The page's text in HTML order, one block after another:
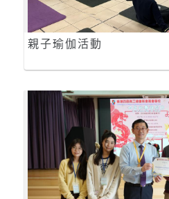
親子瑜伽活動